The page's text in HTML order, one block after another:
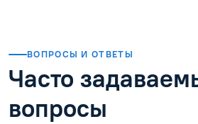
ВОПРОСЫ И ОТВЕТЫ
Часто
вопросы